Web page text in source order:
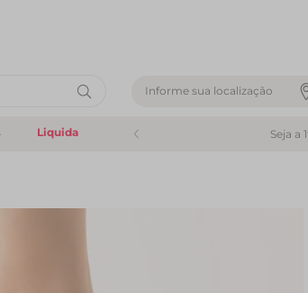
Informe sua localização
Liquida Seja a